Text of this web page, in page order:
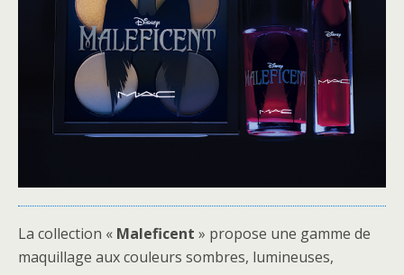
La collection « Maleficent » propose une gamme de
maquillage aux couleurs sombres, lumineuses,